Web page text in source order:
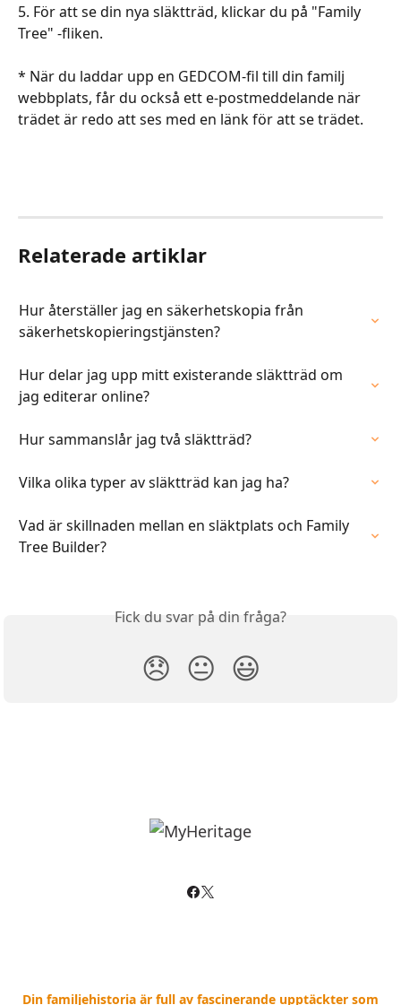
5. För att se din nya släktträd, klickar du på "Family
Tree" -fliken.
* När du laddar upp en GEDCOM-fil till din familj
webbplats, får du också ett e-postmeddelande när
trädet är redo att ses med en länk för att se trädet.
Relaterade artiklar
Hur återställer jag en säkerhetskopia från
säkerhetskopieringstjänsten?
Hur delar jag upp mitt existerande släktträd om
jag editerar online?
Hur sammanslår jag två släktträd?
Vilka olika typer av släktträd kan jag ha?
Vad är skillnaden mellan en släktplats och Family
Tree Builder?
Fick du svar på din fråga?
😞 😐 😃
Din familjehistoria är full av fascinerande upptäckter som